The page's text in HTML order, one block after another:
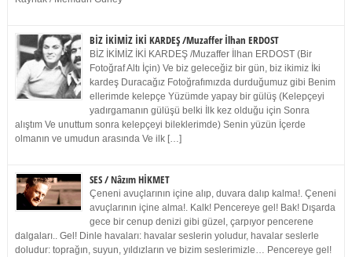
BİZ İKİMİZ İKİ KARDEŞ /Muzaffer İlhan ERDOST
BİZ İKİMİZ İKİ KARDEŞ /Muzaffer İlhan ERDOST (Bir
Fotoğraf Altı İçin) Ve biz geleceğiz bir gün, biz ikimiz İki
kardeş Duracağız Fotoğrafımızda durduğumuz gibi Benim
ellerimde kelepçe Yüzümde yapay bir gülüş (Kelepçeyi
yadırgamanın gülüşü belki İlk kez olduğu için Sonra
alıştım Ve unuttum sonra kelepçeyi bileklerimde) Senin yüzün İçerde
olmanın ve umudun arasında Ve ilk […]
SES / Nâzım HİKMET
Çeneni avuçlarının içine alıp, duvara dalıp kalma!. Çeneni
avuçlarının içine alma!. Kalk! Pencereye gel! Bak! Dışarda
gece bir cenup denizi gibi güzel, çarpıyor pencerene
dalgaları.. Gel! Dinle havaları: havalar seslerin yoludur, havalar seslerle
doludur: toprağın, suyun, yıldızların ve bizim seslerimizle… Pencereye gel!